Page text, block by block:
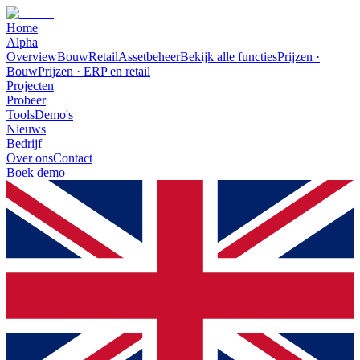
Home
Alpha
OverviewBouwRetailAssetbeheerBekijk alle functiesPrijzen ·
BouwPrijzen · ERP en retail
Projecten
Probeer
ToolsDemo's
Nieuws
Bedrijf
Over onsContact
Boek demo